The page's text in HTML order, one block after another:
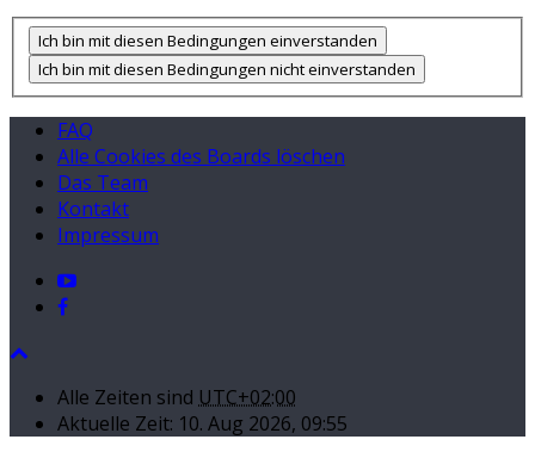
FAQ
Alle Cookies des Boards löschen
Das Team
Kontakt
Impressum
Alle Zeiten sind UTC+02:00
Aktuelle Zeit: 10. Aug 2026, 09:55